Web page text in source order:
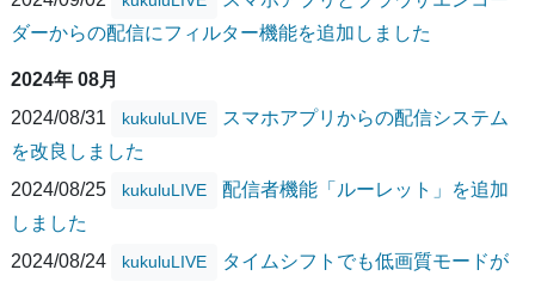
ダーからの配信にフィルター機能を追加しました
2024年 08月
2024/08/31
kukuluLIVE
スマホアプリからの配信システム
を改良しました
2024/08/25
kukuluLIVE
配信者機能「ルーレット」を追加
しました
2024/08/24
kukuluLIVE
タイムシフトでも低画質モードが